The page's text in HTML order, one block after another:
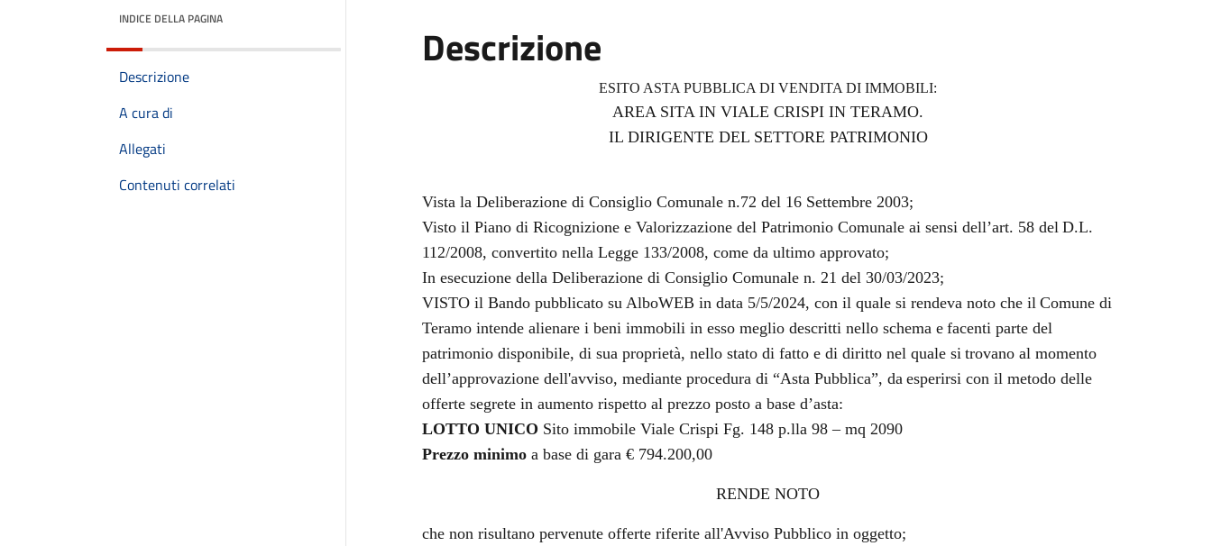
INDICE DELLA PAGINA
Descrizione
A cura di
Allegati
Contenuti correlati
Descrizione
ESITO ASTA PUBBLICA DI VENDITA DI IMMOBILI:
AREA SITA IN VIALE CRISPI IN TERAMO.
IL DIRIGENTE DEL SETTORE PATRIMONIO
Vista la Deliberazione di Consiglio Comunale n.72 del 16 Settembre 2003;
Visto il Piano di Ricognizione e Valorizzazione del Patrimonio Comunale ai sensi dell’art. 58 del D.L.
112/2008, convertito nella Legge 133/2008, come da ultimo approvato;
In esecuzione della Deliberazione di Consiglio Comunale n. 21 del 30/03/2023;
VISTO il Bando pubblicato su AlboWEB in data 5/5/2024, con il quale si rendeva noto che il Comune di
Teramo intende alienare i beni immobili in esso meglio descritti nello schema e facenti parte del
patrimonio disponibile, di sua proprietà, nello stato di fatto e di diritto nel quale si trovano al momento
dell’approvazione dell'avviso, mediante procedura di “Asta Pubblica”, da esperirsi con il metodo delle
offerte segrete in aumento rispetto al prezzo posto a base d’asta:
LOTTO UNICO Sito immobile Viale Crispi Fg. 148 p.lla 98 – mq 2090
Prezzo minimo a base di gara € 794.200,00
RENDE NOTO
che non risultano pervenute offerte riferite all'Avviso Pubblico in oggetto;